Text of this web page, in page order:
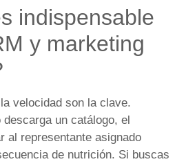
indispensable
y marketing
velocidad son la clave.
un catálogo, el
al representante asignado
de nutrición. Si buscas